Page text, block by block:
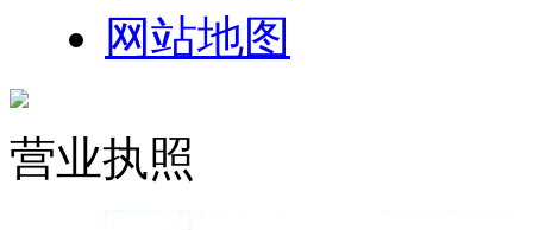
网站地图
营业执照